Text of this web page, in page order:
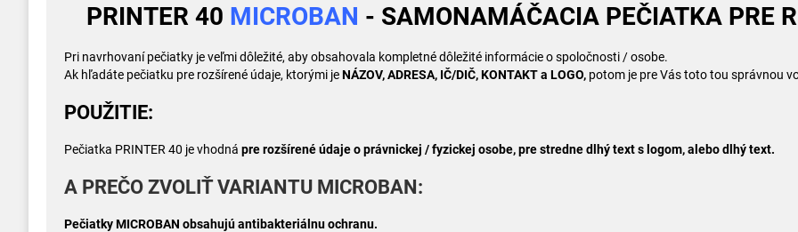
PRINTER 40 MICROBAN - SAMONAMÁČACIA PEČIATKA PRE
Pri navrhovaní pečiatky je veľmi dôležité, aby obsahovala kompletné dôležité informácie o spoločnosti / osobe.
Ak hľadáte pečiatku pre rozšírené údaje, ktorými jeNÁZOV, ADRESA, IČ/DIČ, KONTAKT a LOGO, potom je pre Vás toto tou správnou
POUŽITIE:
Pečiatka PRINTER 40 je vhodná pre rozšírené údaje o právnickej / fyzickej osobe, pre stredne dlhý text s logom, alebo dlhý text.
A PREČO ZVOLIŤ VARIANTU MICROBAN:
Pečiatky MICROBAN obsahujú antibakteriálnu ochranu.